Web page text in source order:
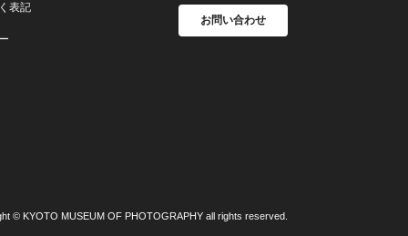
表記
お問い合わせ
© KYOTO MUSEUM OF PHOTOGRAPHY all rights reserved.